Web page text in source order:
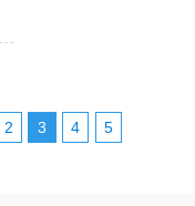
2 3 4
5